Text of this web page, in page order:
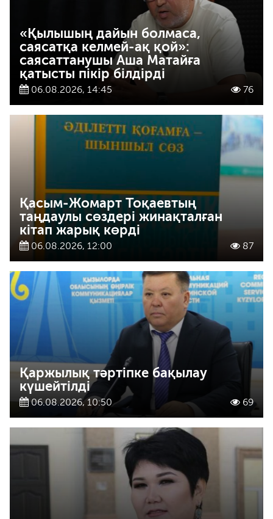
«Қылышың дайын болмаса,
саясатқа келмей-ақ қой»:
саясаттанушы Аша Матайға
қатысты пікір білдірді
06.08.2026, 14:45 76
Қасым-Жомарт Тоқаевтың
таңдаулы сөздері жинақталған
кітап жарық көрді
06.08.2026, 12:00 87
Қаржылық тәртіпке бақылау
күшейтілді
06.08.2026, 10:50 69